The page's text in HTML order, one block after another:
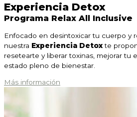
Experiencia Detox
Programa Relax All Inclusive
Enfocado en desintoxicar tu cuerpo y
nuestra Experiencia Detoxte
resetearte y liberar toxinas, mejorar tu
estado pleno de bienestar.
Más información